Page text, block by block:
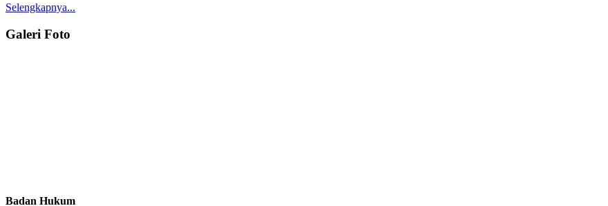
Selengkapnya...
Galeri Foto
Badan Hukum